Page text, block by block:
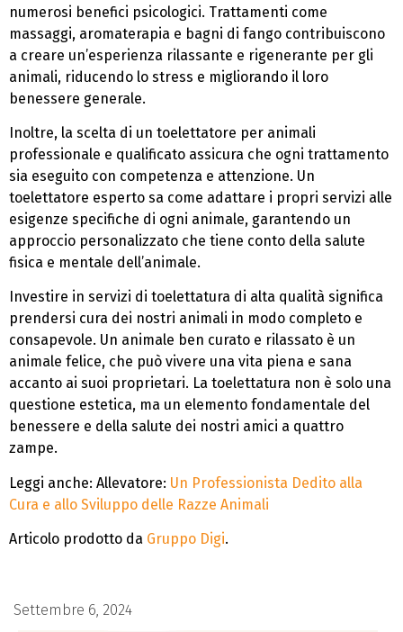
numerosi benefici psicologici. Trattamenti come
massaggi, aromaterapia e bagni di fango contribuiscono
a creare un’esperienza rilassante e rigenerante per gli
animali, riducendo lo stress e migliorando il loro
benessere generale.
Inoltre, la scelta di un toelettatore per animali
professionale e qualificato assicura che ogni trattamento
sia eseguito con competenza e attenzione. Un
toelettatore esperto sa come adattare i propri servizi alle
esigenze specifiche di ogni animale, garantendo un
approccio personalizzato che tiene conto della salute
fisica e mentale dell’animale.
Investire in servizi di toelettatura di alta qualità significa
prendersi cura dei nostri animali in modo completo e
consapevole. Un animale ben curato e rilassato è un
animale felice, che può vivere una vita piena e sana
accanto ai suoi proprietari. La toelettatura non è solo una
questione estetica, ma un elemento fondamentale del
benessere e della salute dei nostri amici a quattro
zampe.
Leggi anche: Allevatore: Un Professionista Dedito alla
Cura e allo Sviluppo delle Razze Animali
Articolo prodotto da Gruppo Digi.
Settembre 6, 2024